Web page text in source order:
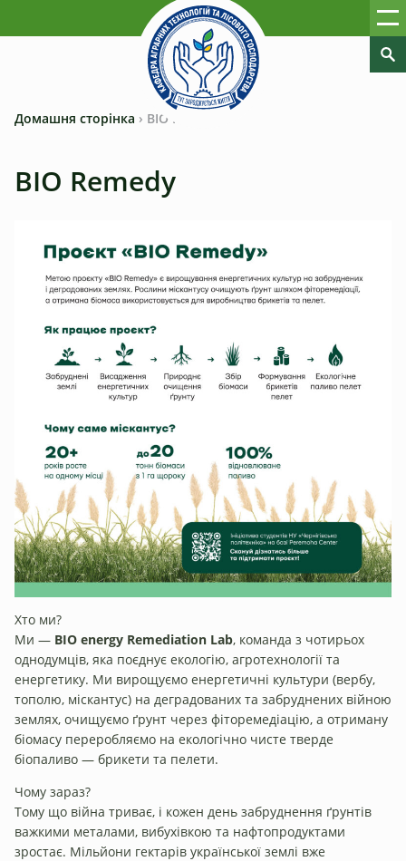
Домашня сторінка › BIO Remedy
BIO Remedy
Хто ми?
Ми — BIO energy Remediation Lab, команда з чотирьох
однодумців, яка поєднує екологію, агротехнології та
енергетику. Ми вирощуємо енергетичні культури (вербу,
тополю, міскантус) на деградованих та забруднених війною
землях, очищуємо ґрунт через фіторемедіацію, а отриману
біомасу переробляємо на екологічно чисте тверде
біопаливо — брикети та пелети.
Чому зараз?
Тому що війна триває, і кожен день забруднення ґрунтів
важкими металами, вибухівкою та нафтопродуктами
зростає. Мільйони гектарів української землі вже